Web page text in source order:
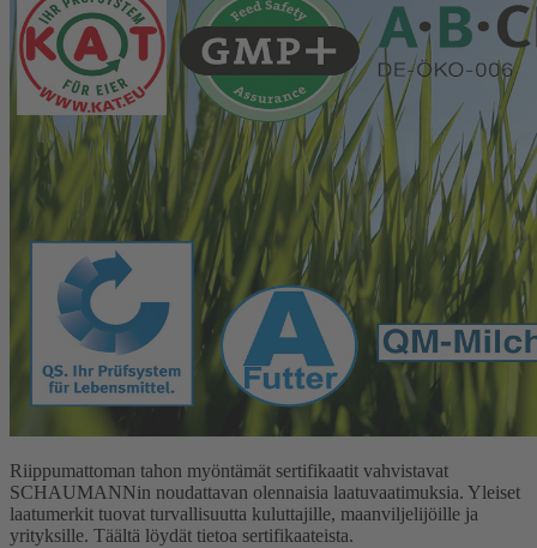
Riippumattoman tahon myöntämät sertifikaatit vahvistavat
SCHAUMANNin noudattavan olennaisia laatuvaatimuksia. Yleiset
laatumerkit tuovat turvallisuutta kuluttajille, maanviljelijöille ja
yrityksille. Täältä löydät tietoa sertifikaateista.